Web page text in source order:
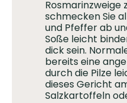
Rosmarinzweige
schmecken Sie
und Pfeffer ab
Soße leicht
dick sein.
bereits eine
durch die Pilze
dieses Gericht
Salzkartoffeln